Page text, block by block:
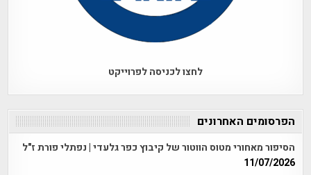
לחצו לכניסה לפרוייקט
הפרסומים האחרונים
הסיפור מאחורי מטוס הווטור של קיבוץ כפר גלעדי | נפתלי פורת ז"ל
11/07/2026